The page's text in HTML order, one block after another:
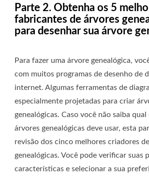
Parte 2. Obtenha os 5
fabricantes de árvores
para desenhar sua árvore
Para fazer uma árvore genealógica,
com muitos programas de desenho de
internet. Algumas ferramentas de
especialmente projetadas para criar
genealógicas. Caso você não saiba
árvores genealógicas deve usar, esta
revisão dos cinco melhores criadores
genealógicas. Você pode verificar suas
características e selecionar a sua